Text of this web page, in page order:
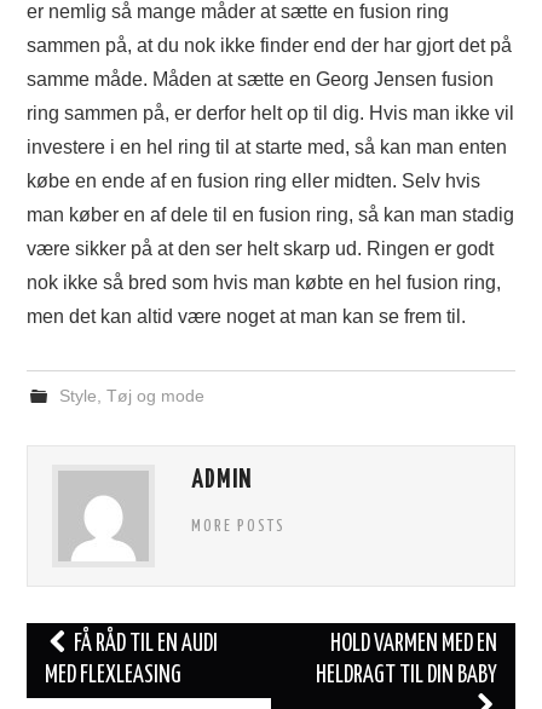
er nemlig så mange måder at sætte en fusion ring
sammen på, at du nok ikke finder end der har gjort det på
samme måde. Måden at sætte en Georg Jensen fusion
ring sammen på, er derfor helt op til dig. Hvis man ikke vil
investere i en hel ring til at starte med, så kan man enten
købe en ende af en fusion ring eller midten. Selv hvis
man køber en af dele til en fusion ring, så kan man stadig
være sikker på at den ser helt skarp ud. Ringen er godt
nok ikke så bred som hvis man købte en hel fusion ring,
men det kan altid være noget at man kan se frem til.
Style Tøj og mode
ADMIN
MORE POSTS
Post
navigation
FÅ RÅD TIL EN AUDI
MED FLEXLEASING
HOLD VARMEN MED EN
HELDRAGT TIL DIN BABY